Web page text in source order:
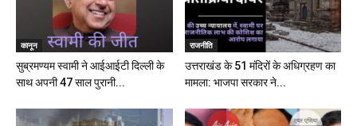
कानून
सुब्रमण्यम स्वामी ने आईआईटी दिल्ली के
साथ अपनी 47 साल पुरानी...
राजनीति
उत्तराखंड के 51 मंदिरों के अधिग्रहण का
मामला: भाजपा सरकार ने...